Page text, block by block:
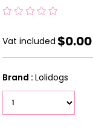
Vat included $0.00
Brand : Lolidogs